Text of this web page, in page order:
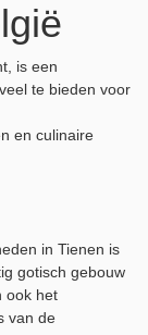
is een
te bieden voor
en culinaire
in Tienen is
gotisch gebouw
ook het
van de